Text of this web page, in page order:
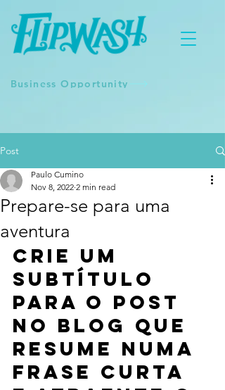
Business Opportunity
Post
Prepare-se para uma
aventura
Paulo Cumino
Nov 8, 2022 2 min read
Crie um
subtítulo
para o post
no blog que
resume numa
frase curta